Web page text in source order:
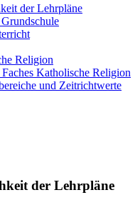
der Lehrpläne
Religion
Katholische Religion
und Zeitrichtwerte
der Lehrpläne